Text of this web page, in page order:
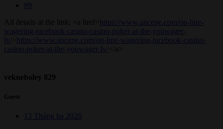
#9
All details at the link: <a href=
https://www.ancepe.com/on-line-
wagering-racebook-casino-casino-poker-at-the-youwager-
lv/
https://www.ancepe.com/on-line-wagering-racebook-casino-
casino-poker-at-the-youwager-lv/
</a>
vekneboley 829
Guest
13 Tháng ba 2026